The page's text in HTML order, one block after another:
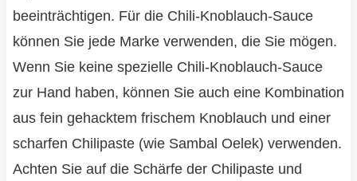
beeinträchtigen. Für die Chili-Knoblauch-Sauce
können Sie jede Marke verwenden, die Sie mögen.
Wenn Sie keine spezielle Chili-Knoblauch-Sauce
zur Hand haben, können Sie auch eine Kombination
aus fein gehacktem frischem Knoblauch und einer
scharfen Chilipaste (wie Sambal Oelek) verwenden.
Achten Sie auf die Schärfe der Chilipaste und